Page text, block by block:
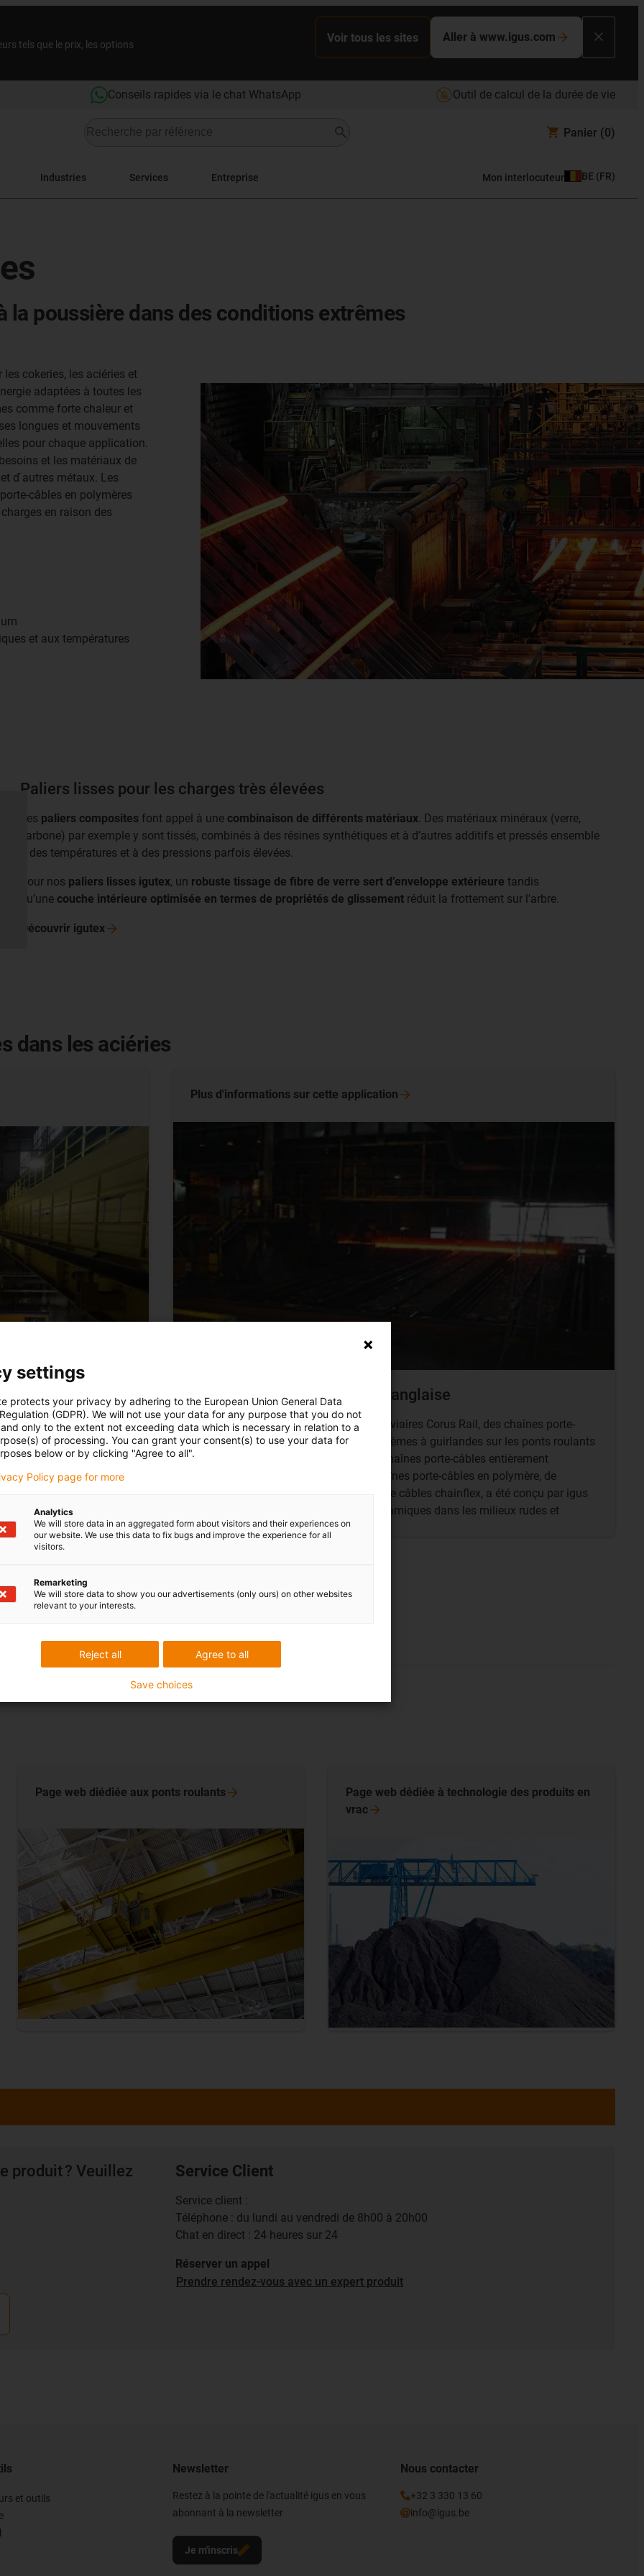
tels que le prix, les options
Voir tous les sites Aller à www.igus.com
Conseils rapides via le chat WhatsApp Outil de calcul de la durée de vie
Panier (0)
Industries Services Entreprise Mon interlocuteur BE (FR)
la poussière dans des conditions extrêmes
cokeries, les aciéries et
adaptées à toutes les
comme forte chaleur et
longues et mouvements
pour chaque application.
et les matériaux de
d ́autres métaux. Les
câbles en polymères
en raison des
et aux températures
Paliers lisses pour les charges très élevées
Les paliers composites font appel à une combinaison de différents matériaux. Des matériaux minéraux (verre,
carbone) par exemple y sont tissés, combinés à des résines synthétiques et à d’autres additifs et pressés ensemble
à des températures et à des pressions parfois élevées.
Pour nos paliers lisses igutex, un robuste tissage de fibre de verre sert d’enveloppe extérieure tandis
qu’une couche intérieure optimisée en termes de propriétés de glissement réduit la frottement sur l'arbre.
Découvrir igutex
dans les aciéries
de brames
une readychain
brames de 180 t de la
et a été montée
résistance aux
sans
Heavy Duty pour une aciérie anglaise
Chez le fournisseur d’équipements ferroviaires Corus Rail, des chaînes porte-
câbles igus remplacent les anciens systèmes à guirlandes sur les ponts roulants
intérieurs et extérieurs. Le système de chaînes porte-câbles entièrement
confectionné composé de robustes chaînes porte-câbles en polymère, de
goulottes de guidage en aluminium et de câbles chainflex, a été conçu par igus
spécialement pour les applications dynamiques dans les milieux rudes et
corrosifs.
Plus d'informations sur cette application
Page web diédiée aux ponts roulants
Page web dédiée à technologie des produits en
vrac
produit ? Veuillez
Service Client
Service client :
Téléphone : du lundi au vendredi de 8h00 à 20h00
Chat en direct : 24 heures sur 24
Réserver un appel
Prendre rendez-vous avec un expert produit
et outils
Newsletter
Restez à la pointe de l'actualité igus en vous
abonnant à la newsletter
Je m'inscris
Nous contacter
+32 3 330 13 60
info@igus.be
settings
protects your privacy by adhering to the European Union General Data
(GDPR). We will not use your data for any purpose that you do not
only to the extent not exceeding data which is necessary in relation to a
of processing. You can grant your consent(s) to use your data for
below or by clicking "Agree to all".
Policy page for more
Analytics
We will store data in an aggregated form about visitors and their experiences on
our website. We use this data to fix bugs and improve the experience for all
visitors.
Remarketing
We will store data to show you our advertisements (only ours) on other websites
relevant to your interests.
Agree to all
Reject all
Save choices